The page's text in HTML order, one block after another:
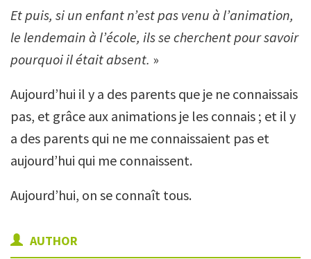
Et puis, si un enfant n’est pas venu à l’animation,
le lendemain à l’école, ils se cherchent pour savoir
pourquoi il était absent. »
Aujourd’hui il y a des parents que je ne connaissais
pas, et grâce aux animations je les connais ; et il y
a des parents qui ne me connaissaient pas et
aujourd’hui qui me connaissent.
Aujourd’hui, on se connaît tous.
AUTHOR